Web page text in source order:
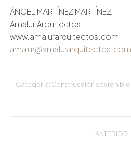
ÁNGEL MARTÍNEZ MARTÍNEZ
Amalur Arquitectos
www.amalurarquitectos.com
amalur@amalurarquitectos.com
Categoría: Construcción sostenible
ANTERIOR